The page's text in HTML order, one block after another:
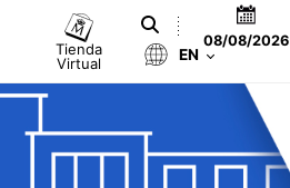
Tienda
Virtual
08/08/2026
EN